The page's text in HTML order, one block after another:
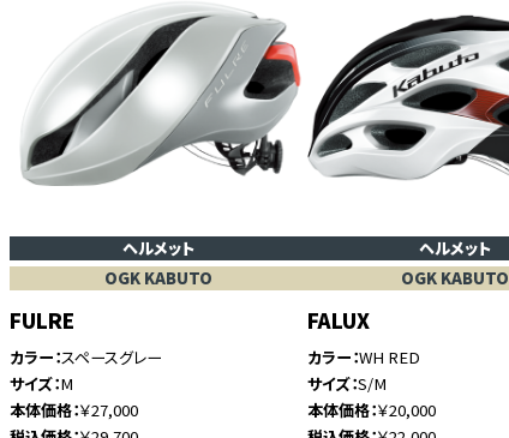
ヘルメット
OGK KABUTO
FULRE
カラー スペースグレー
サイズ M
本体価格 ￥27,000
ヘルメット
OGK KABUTO
FALUX
カラー WH RED
サイズ S/M
本体価格 ￥20,000